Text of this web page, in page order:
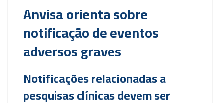
Anvisa orienta sobre
notificação de eventos
adversos graves
Notificações relacionadas a
pesquisas clínicas devem ser